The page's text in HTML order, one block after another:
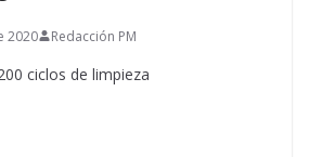
2020 Redacción PM
ciclos de limpieza